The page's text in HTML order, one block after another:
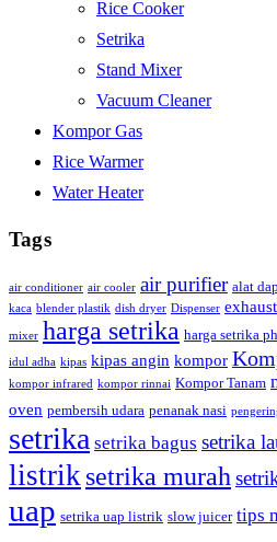
Rice Cooker
Setrika
Stand Mixer
Vacuum Cleaner
Kompor Gas
Rice Warmer
Water Heater
Tags
air conditioner air cooler air purifier alat
kaca blender plastik dish dryer Dispenser
mixer harga setrika harga setrika
idul adha kipas kipas angin kompor
kompor infrared kompor rinnai Kompor Tanam
oven pembersih udara penanak nasi
setrika setrika bagus setrika
listriksetrika murah
uap setrika uap listrik slow juicer tips